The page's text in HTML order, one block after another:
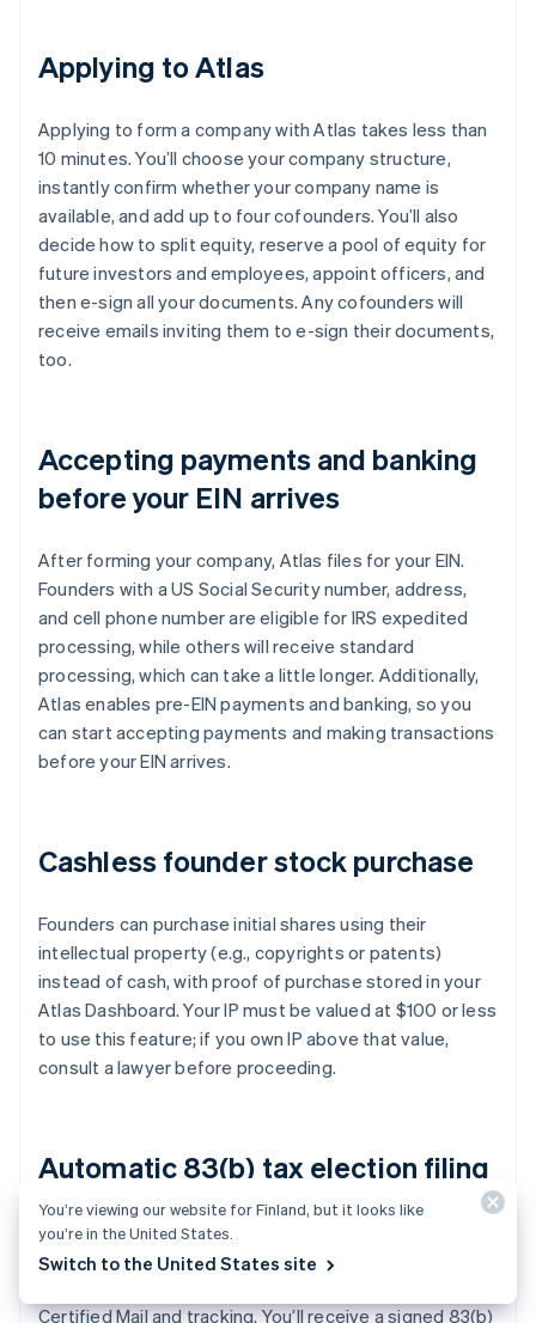
Applying to Atlas
Applying to form a company with Atlas takes less than
10 minutes. You’ll choose your company structure,
instantly confirm whether your company name is
available, and add up to four cofounders. You’ll also
decide how to split equity, reserve a pool of equity for
future investors and employees, appoint officers, and
then e-sign all your documents. Any cofounders will
receive emails inviting them to e-sign their documents,
too.
Accepting payments and banking
before your EIN arrives
After forming your company, Atlas files for your EIN.
Founders with a US Social Security number, address,
and cell phone number are eligible for IRS expedited
processing, while others will receive standard
processing, which can take a little longer. Additionally,
Atlas enables pre-EIN payments and banking, so you
can start accepting payments and making transactions
before your EIN arrives.
Cashless founder stock purchase
Founders can purchase initial shares using their
intellectual property (e.g., copyrights or patents)
instead of cash, with proof of purchase stored in your
Atlas Dashboard. Your IP must be valued at $100 or less
to use this feature; if you own IP above that value,
consult a lawyer before proceeding.
Automatic 83(b) tax election filing
Founders can file an 83(b) tax election to reduce
personal income taxes. Atlas will file it for you—
Certified Mail and tracking. You’ll receive a signed 83(b)
You’re viewing our website for Finland, but it looks like
you’re in the United States.
Switch to the United States site